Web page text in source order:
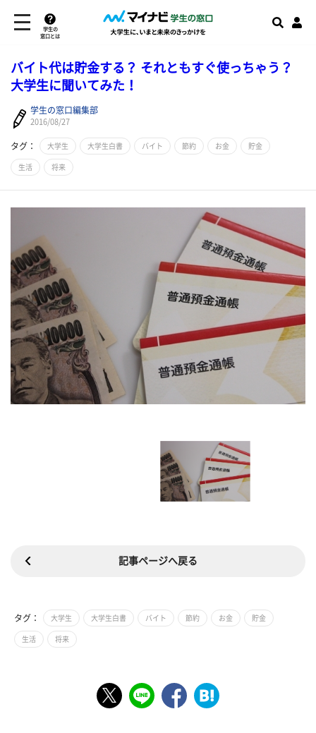
学生の
窓口とは
バイト代は貯金する？ それともすぐ使っちゃう？
大学生に聞いてみた！
学生の窓口編集部
2016/08/27
タグ： 大学生 大学生白書 バイト 節約 お金 貯金
生活 将来
記事ページへ戻る
タグ： 大学生 大学生白書 バイト 節約 お金 貯金
生活 将来